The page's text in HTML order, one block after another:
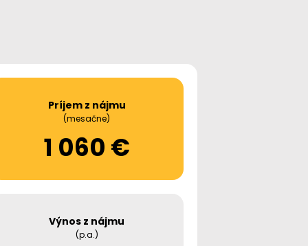
Príjem z nájmu
(mesačne)
1 060 €
Výnos z nájmu
(p.a.)